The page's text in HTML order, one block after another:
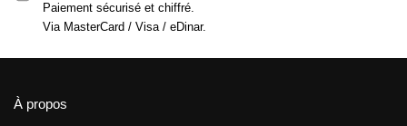
Paiement sécurisé et chiffré.
Via MasterCard / Visa / eDinar.
À propos